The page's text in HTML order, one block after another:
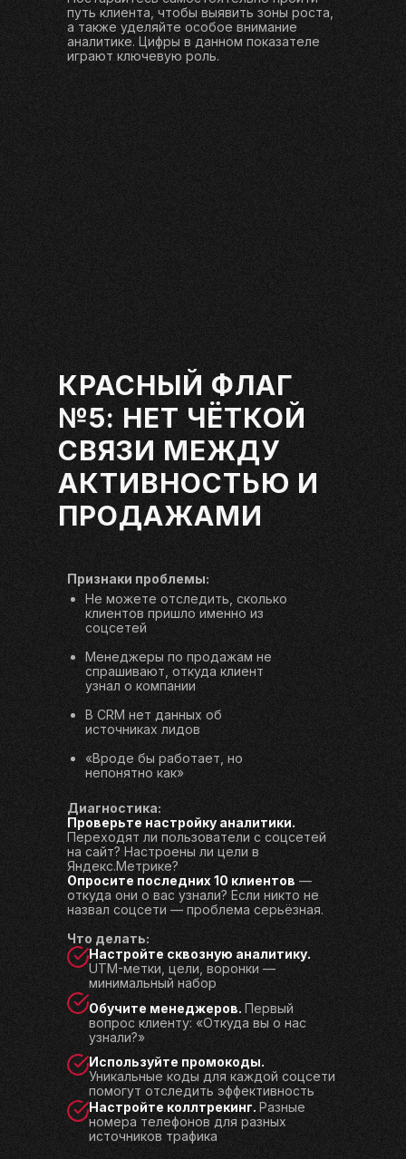
путь клиента, чтобы выявить зоны роста,
а также уделяйте особое внимание
аналитике. Цифры в данном показателе
играют ключевую роль.
КРАСНЫЙ ФЛАГ
№5: НЕТ ЧЁТКОЙ
СВЯЗИ МЕЖДУ
АКТИВНОСТЬЮ И
ПРОДАЖАМИ
Признаки проблемы:
Не можете отследить, сколько
клиентов пришло именно из
соцсетей
Менеджеры по продажам не
спрашивают, откуда клиент
узнал о компании
В CRM нет данных об
источниках лидов
«Вроде бы работает, но
непонятно как»
Диагностика:
Проверьте настройку аналитики.
Переходят ли пользователи с соцсетей
на сайт? Настроены ли цели в
Яндекс.Метрике?
Опросите последних 10 клиентов —
откуда они о вас узнали? Если никто не
назвал соцсети — проблема серьёзная.
Что делать:
Настройте сквозную аналитику.
UTM-метки, цели, воронки —
минимальный набор
Обучите менеджеров. Первый
вопрос клиенту: «Откуда вы о нас
узнали?»
Используйте промокоды.
Уникальные коды для каждой соцсети
помогут отследить эффективность
Настройте коллтрекинг. Разные
номера телефонов для разных
источников трафика